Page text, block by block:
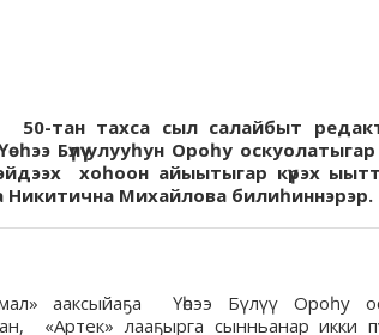
50-тан тахса сыл салайбыт
Бүлүү улууһун Ороһу
хоһоон айыытыгар күрэх
Михайлова билиһиннэрэр.
ааксыйаҕа Үөһээ Бүлүү Ороһу
«Артек» лааҕырга сынньанар икки